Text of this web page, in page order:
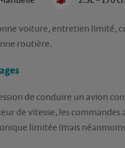
voiture, entretien limité,
routière.
de conduire un avion
de vitesse, les commandes
limitée (mais